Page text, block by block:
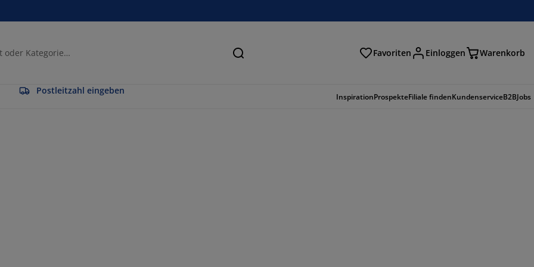
Suchen Favoriten Einloggen Warenkorb
Postleitzahl eingeben
InspirationProspekteFiliale findenKundenserviceB2BJobs